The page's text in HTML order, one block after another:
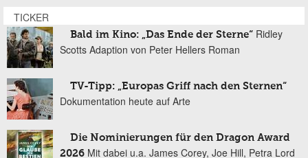
TICKER
Bald im Kino: „Das Ende der Sterne“ Ridley
Scotts Adaption von Peter Hellers Roman
TV-Tipp: „Europas Griff nach den Sternen“
Dokumentation heute auf Arte
Die Nominierungen für den Dragon Award
2026 Mit dabei u.a. James Corey, Joe Hill, Petra Lord